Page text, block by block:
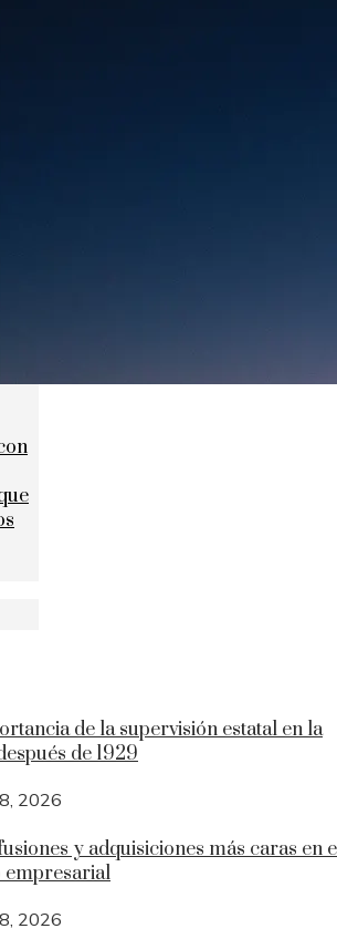
de la supervisión estatal en la
de 1929
2026
y adquisiciones más caras en
empresarial
2026